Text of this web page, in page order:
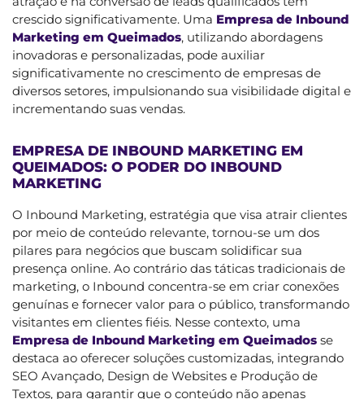
crescido significativamente. Uma Empresa de Inbound
Marketing em Queimados, utilizando abordagens
inovadoras e personalizadas, pode auxiliar
significativamente no crescimento de empresas de
diversos setores, impulsionando sua visibilidade digital e
incrementando suas vendas.
EMPRESA DE INBOUND MARKETING EM
QUEIMADOS: O PODER DO INBOUND
MARKETING
O Inbound Marketing, estratégia que visa atrair clientes
por meio de conteúdo relevante, tornou-se um dos
pilares para negócios que buscam solidificar sua
presença online. Ao contrário das táticas tradicionais de
marketing, o Inbound concentra-se em criar conexões
genuínas e fornecer valor para o público, transformando
visitantes em clientes fiéis. Nesse contexto, uma
Empresa de Inbound Marketing em Queimados se
destaca ao oferecer soluções customizadas, integrando
SEO Avançado, Design de Websites e Produção de
Textos, para garantir que o conteúdo não apenas